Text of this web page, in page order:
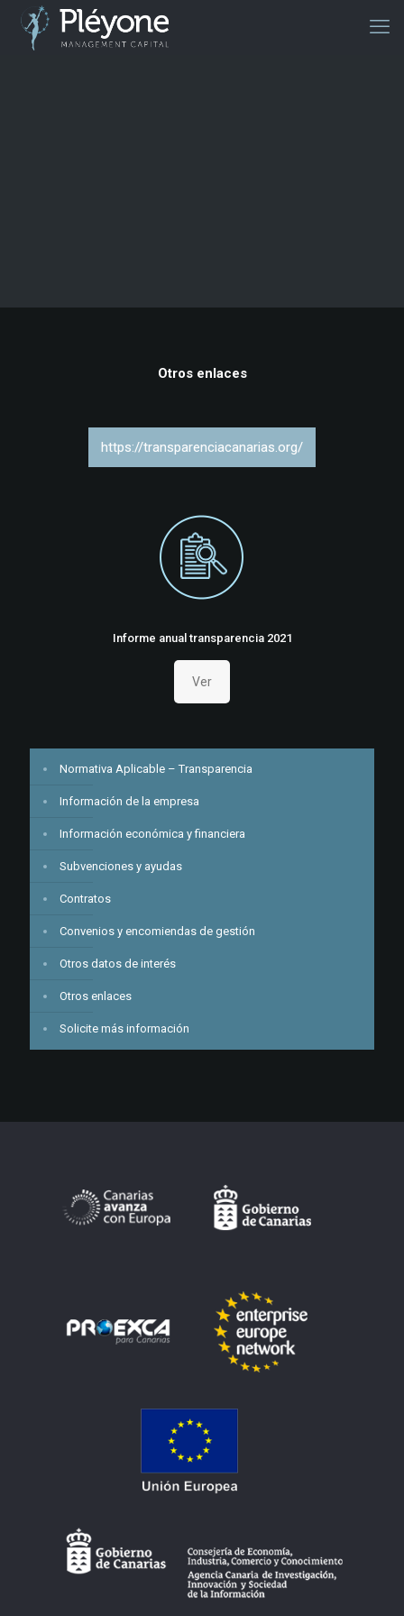
Otros enlaces
https://transparenciacanarias.org/
Informe anual transparencia 2021
Ver
Normativa Aplicable – Transparencia
Información de la empresa
Información económica y financiera
Subvenciones y ayudas
Contratos
Convenios y encomiendas de gestión
Otros datos de interés
Otros enlaces
Solicite más información